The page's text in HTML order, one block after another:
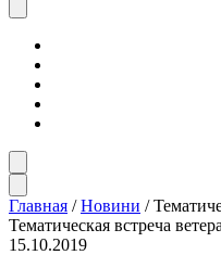
Главная / Новини /
Тематическая встреча
15.10.2019